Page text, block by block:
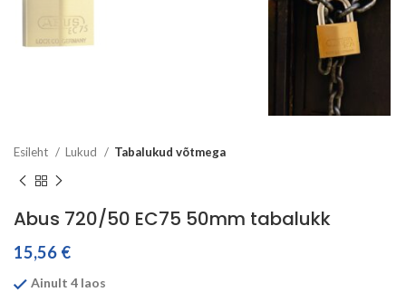
Esileht Lukud Tabalukud võtmega
Abus 720/50 EC75 50mm tabalukk
15,56 €
Ainult 4 laos